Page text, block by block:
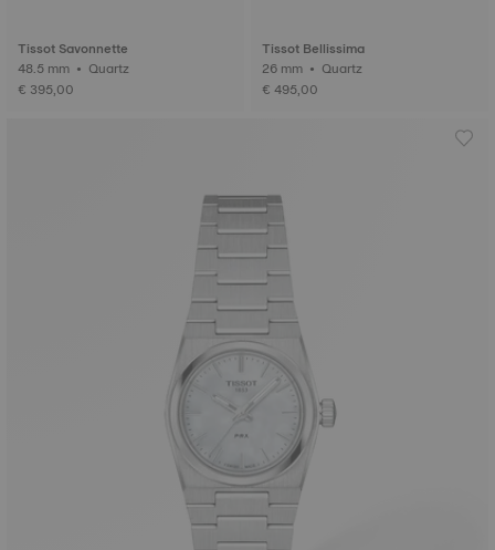
Tissot Savonnette
48.5 mm • Quartz
€ 395,00
Tissot Bellissima
26 mm • Quartz
€ 495,00